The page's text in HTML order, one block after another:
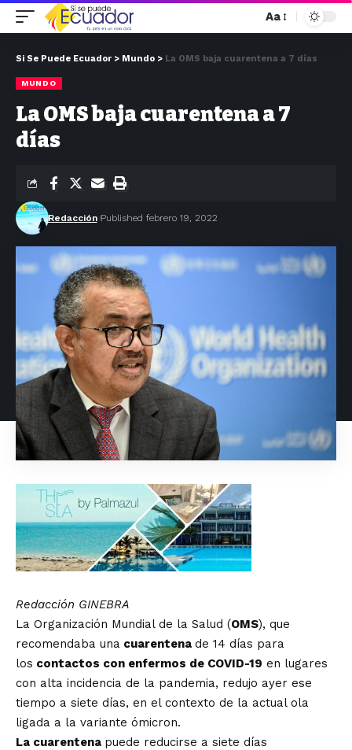
Aa
Si Se Puede Ecuador > Mundo > La OMS baja cuarentena a 7 días
MUNDO
La OMS baja cuarentena a 7
días
Redacción Published febrero 19, 2022
Redacción GINEBRA
La Organización Mundial de la Salud (OMS), que
recomendaba una cuarentena de 14 días para
los contactos con enfermos de COVID-19 en lugares
con alta incidencia de la pandemia, redujo ayer ese
tiempo a siete días, en el contexto de la actual ola
ligada a la variante ómicron.
La cuarentena puede reducirse a siete días